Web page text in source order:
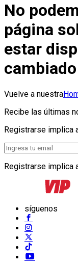
No
página
estar
Vuelve a nuestra
Recibe las últimas
Registrarse implica
Registrarse implica
síguenos